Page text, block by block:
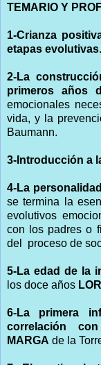
TEMARIO Y
1-Crianza
etapas evolutivas.
2-La
primeros años
emocionales
vida, y la
Baumann.
3-Introducción a
4-La
se termina la
evolutivos
con los padres o
del proceso de
5-La edad de la
los doce años
6-La primera
correlación
MARGA de la